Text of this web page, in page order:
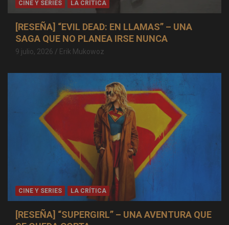
CINE Y SERIES LA CRÍTICA
[RESEÑA] “EVIL DEAD: EN LLAMAS” – UNA
SAGA QUE NO PLANEA IRSE NUNCA
9 julio, 2026 Erik Mukowoz
CINE Y SERIES LA CRÍTICA
[RESEÑA] “SUPERGIRL” – UNA AVENTURA QUE